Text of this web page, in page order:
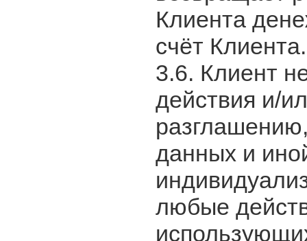
Клиента
счёт Клиента.
3.6. Клиент
действия и/
данных и
любые